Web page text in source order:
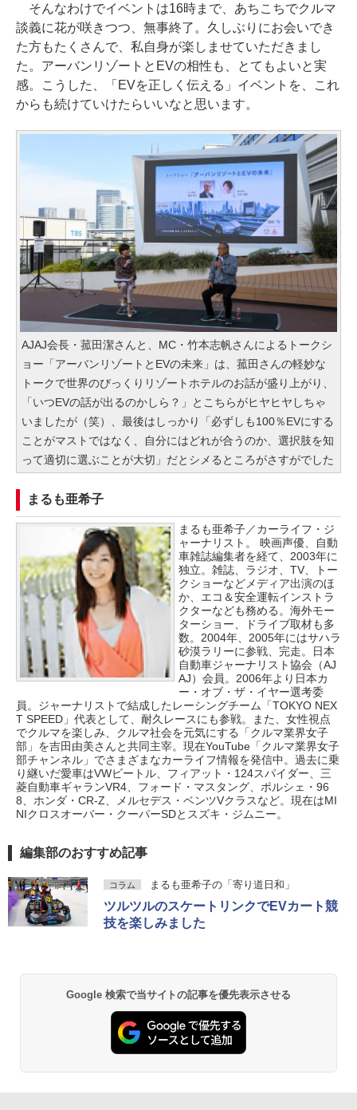
そんなわけでイベントは16時まで、あちこちでクルマ
談義に花が咲きつつ、無事終了。久しぶりにお会いでき
た方もたくさんで、私自身が楽しませていただきまし
た。アーバンリゾートとEVの相性も、とてもよいと実
感。こうした、「EVを正しく伝える」イベントを、これ
からも続けていけたらいいなと思います。
AJAJ会長・菰田潔さんと、MC・竹本志帆さんによるトークシ
ョー「アーバンリゾートとEVの未来」は、菰田さんの軽妙な
トークで世界のびっくりリゾートホテルのお話が盛り上がり、
「いつEVの話が出るのかしら？」とこちらがヒヤヒヤしちゃ
いましたが（笑）、最後はしっかり「必ずしも100％EVにする
ことがマストではなく、自分にはどれが合うのか、選択肢を知
って適切に選ぶことが大切」だとシメるところがさすがでした
まるも亜希子
まるも亜希子／カーライフ・ジ
ャーナリスト。 映画声優、自動
車雑誌編集者を経て、2003年に
独立。雑誌、ラジオ、TV、トー
クショーなどメディア出演のほ
か、エコ＆安全運転インストラ
クターなども務める。海外モー
ターショー、ドライブ取材も多
数。2004年、2005年にはサハラ
砂漠ラリーに参戦、完走。日本
自動車ジャーナリスト協会（AJ
AJ）会員。2006年より日本カ
ー・オブ・ザ・イヤー選考委
員。ジャーナリストで結成したレーシングチーム「TOKYO NEX
T SPEED」代表として、耐久レースにも参戦。また、女性視点
でクルマを楽しみ、クルマ社会を元気にする「クルマ業界女子
部」を吉田由美さんと共同主宰。現在YouTube「クルマ業界女子
部チャンネル」でさまざまなカーライフ情報を発信中。過去に乗
り継いだ愛車はVWビートル、フィアット・124スパイダー、三
菱自動車ギャランVR4、フォード・マスタング、ポルシェ・96
8、ホンダ・CR-Z、メルセデス・ベンツVクラスなど。現在はMI
NIクロスオーバー・クーパーSDとスズキ・ジムニー。
編集部のおすすめ記事
コラム まるも亜希子の「寄り道日和」
ツルツルのスケートリンクでEVカート競
技を楽しみました
Google 検索で当サイトの記事を優先表示させる